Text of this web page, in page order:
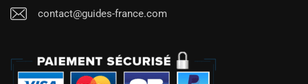
contact@guides-france.com